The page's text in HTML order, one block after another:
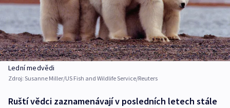
Lední medvědi
Zdroj: Susanne Miller/US Fish and Wildlife Service/Reuters
Ruští vědci zaznamenávají v posledních letech stále